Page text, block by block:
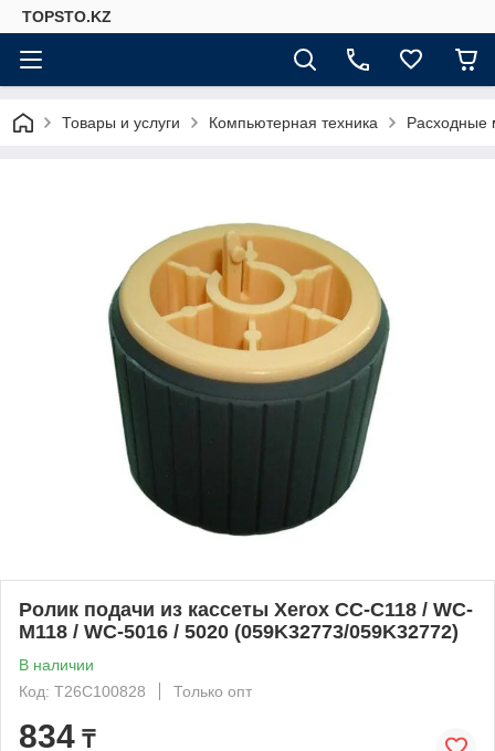
TOPSTO.KZ
Товары и услуги Компьютерная техника Расходные
Ролик подачи из кассеты Xerox CC-C118 / WC-
M118 / WC-5016 / 5020 (059K32773/059K32772)
В наличии
Код: T26C100828
Только опт
834 ₸